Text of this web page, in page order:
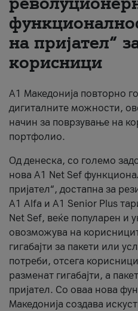
За нас
#ПодобарОнлајн
на пријател“
корисници
А1 Македонија повторно
дигиталните можности,
начин за поврзување на
портфолио.
Од денеска, со големо
нова A1 Net Sef
пријател“, достапна за
А1 Alfa и A1 Senior Plus
Net Sef, веќе популарен и
овозможува на
гигабајти за пакети или
потреби, отсега
разменат гигабајти, а
пријател. Со оваа нова
Македонија создава